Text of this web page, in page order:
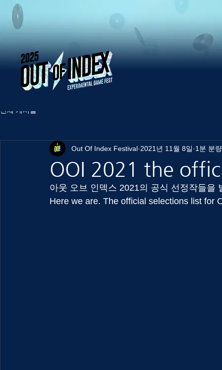
전체 게시물
OOI 2021 the
Out Of Index Festival 2021년 11월 8일 1분 분량
아웃 오브 인덱스 2021의 공식 선정작들을
Here we are. The official selections list for